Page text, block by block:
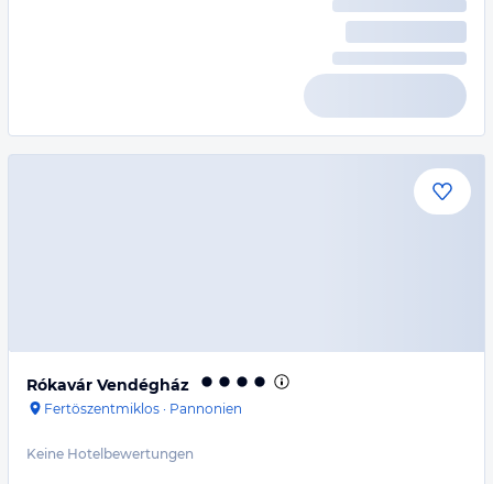
Rókavár Vendégház
Fertöszentmiklos · Pannonien
Keine Hotelbewertungen